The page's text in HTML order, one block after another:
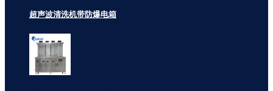
超声波清洗机带防爆电箱